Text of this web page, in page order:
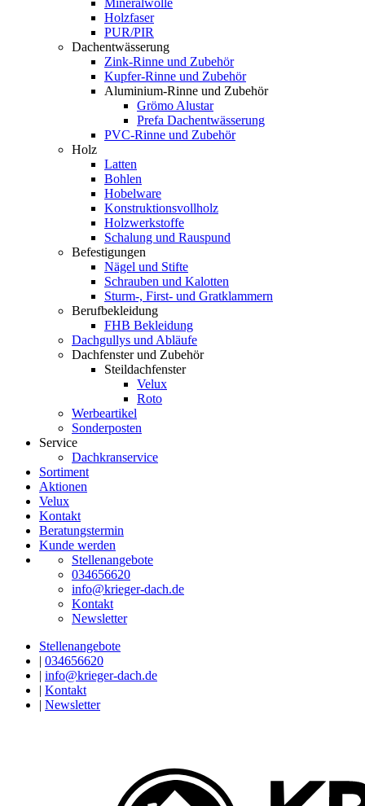
Mineralwolle
Holzfaser
PUR/PIR
Dachentwässerung
Zink-Rinne und Zubehör
Kupfer-Rinne und Zubehör
Aluminium-Rinne und Zubehör
Grömo Alustar
Prefa Dachentwässerung
PVC-Rinne und Zubehör
Holz
Latten
Bohlen
Hobelware
Konstruktionsvollholz
Holzwerkstoffe
Schalung und Rauspund
Befestigungen
Nägel und Stifte
Schrauben und Kalotten
Sturm-, First- und Gratklammern
Berufbekleidung
FHB Bekleidung
Dachgullys und Abläufe
Dachfenster und Zubehör
Steildachfenster
Velux
Roto
Werbeartikel
Sonderposten
Service
Dachkranservice
Sortiment
Aktionen
Velux
Kontakt
Beratungstermin
Kunde werden
Stellenangebote
034656620
info@krieger-dach.de
Kontakt
Newsletter
Stellenangebote
| 034656620
| info@krieger-dach.de
| Kontakt
| Newsletter